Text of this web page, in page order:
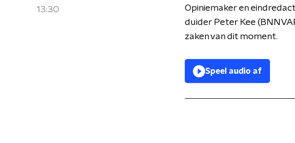
13:30
Opiniemaker en
duider Peter Kee
zaken van dit moment.
Speel audio af